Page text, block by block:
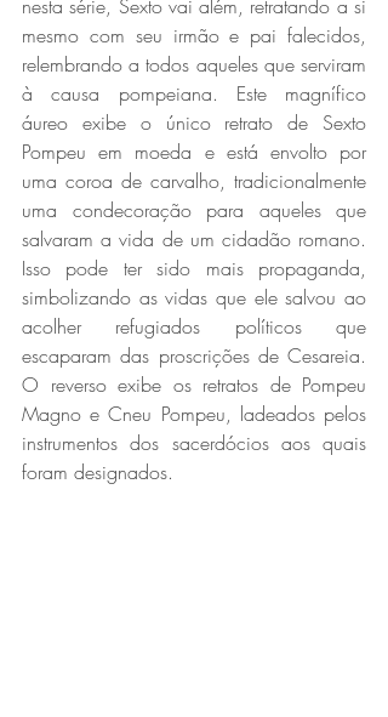
nesta série, Sexto vai além, retratando a si
mesmo com seu irmão e pai falecidos,
relembrando a todos aqueles que serviram
à causa pompeiana. Este magnífico
áureo exibe o único retrato de Sexto
Pompeu em moeda e está envolto por
uma coroa de carvalho, tradicionalmente
uma condecoração para aqueles que
salvaram a vida de um cidadão romano.
Isso pode ter sido mais propaganda,
simbolizando as vidas que ele salvou ao
acolher refugiados políticos que
escaparam das proscrições de Cesareia.
O reverso exibe os retratos de Pompeu
Magno e Cneu Pompeu, ladeados pelos
instrumentos dos sacerdócios aos quais
foram designados.